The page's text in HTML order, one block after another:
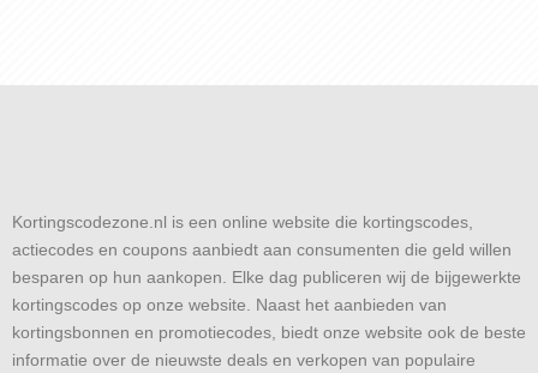
Kortingscodezone.nl is een online website die kortingscodes,
actiecodes en coupons aanbiedt aan consumenten die geld willen
besparen op hun aankopen. Elke dag publiceren wij de bijgewerkte
kortingscodes op onze website. Naast het aanbieden van
kortingsbonnen en promotiecodes, biedt onze website ook de beste
informatie over de nieuwste deals en verkopen van populaire